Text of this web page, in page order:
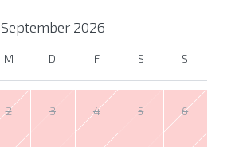
September 2026
M D F S S
2 3 4 5 6